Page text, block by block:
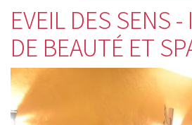
EVEIL DES SENS
DE BEAUTÉ ET